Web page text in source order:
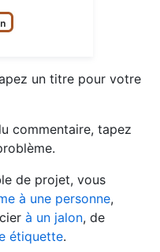
un titre pour votre
commentaire, tapez
de projet, vous
à une personne,
à un jalon, de
étiquette.